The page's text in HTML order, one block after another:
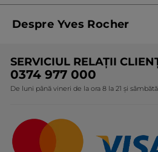
Termeni și condiții pentru
Politica de confidențialitate
Protecția Consumatorilor -
Despre Yves Rocher
Expertiza noastră botanică
Angajamentele noastre
Întrebări frecvente
SERVICIUL RELAȚII
0374 977 000
De luni până vineri de la ora 8 la 21 și